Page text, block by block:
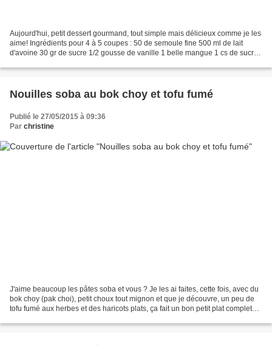
Aujourd'hui, petit dessert gourmand, tout simple mais délicieux comme je les
aime! Ingrédients pour 4 à 5 coupes : 50 de semoule fine 500 ml de lait
d'avoine 30 gr de sucre 1/2 gousse de vanille 1 belle mangue 1 cs de sucre
Nouilles soba au bok choy et tofu fumé
Publié le 27/05/2015 à 09:36
Par christine
J'aime beaucoup les pâtes soba et vous ? Je les ai faites, cette fois, avec du
bok choy (pak choi), petit choux tout mignon et que je découvre, un peu de
tofu fumé aux herbes et des haricots plats, ça fait un bon petit plat complet